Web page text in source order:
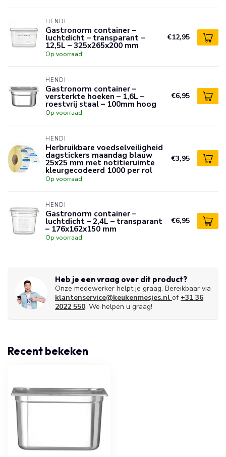
HENDI
Gastronorm container –
luchtdicht – transparant –
12,5L – 325x265x200 mm
Op voorraad
€12,95
HENDI
Gastronorm container –
versterkte hoeken – 1,6L –
roestvrij staal – 100mm hoog
Op voorraad
€6,95
HENDI
Herbruikbare voedselveiligheid
dagstickers maandag blauw
25x25 mm met notitieruimte
kleurgecodeerd 1000 per rol
Op voorraad
€3,95
HENDI
Gastronorm container –
luchtdicht – 2,4L – transparant
– 176x162x150 mm
Op voorraad
€6,95
Heb je een vraag over dit product?
Onze medewerker helpt je graag. Bereikbaar via
klantenservice@keukenmesjes.nl of +31 36
2022 550. We helpen u graag!
Recent bekeken